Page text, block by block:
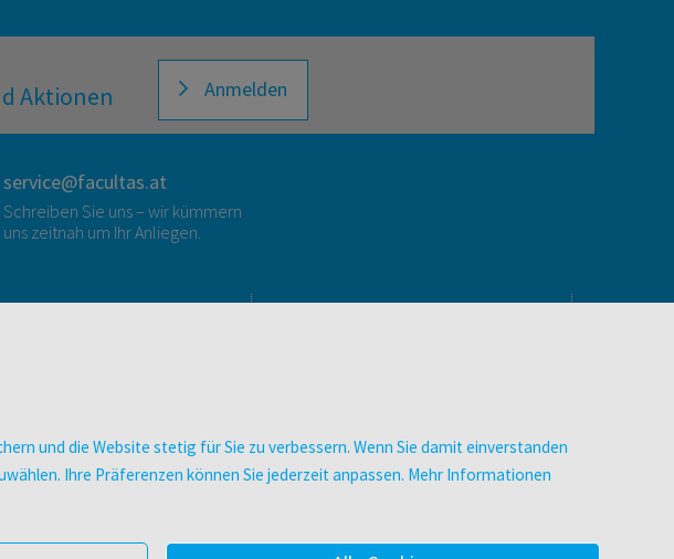
Aktionen Anmelden
service@facultas.at
Schreiben Sie uns – wir kümmern
uns zeitnah um Ihr Anliegen.
E-Books
facultas Club
Datenschutz & Cookies
AGB
und die Website stetig für Sie zu verbessern. Wenn Sie damit einverstanden
Ihre Präferenzen können Sie jederzeit anpassen. Mehr Informationen